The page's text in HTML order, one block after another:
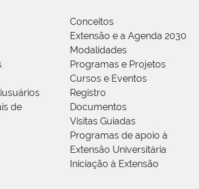
de
Conceitos
Extensão e a Agenda 2030
Modalidades
Programas e Projetos
Cursos e Eventos
Registro
Documentos
Visitas Guiadas
Programas de apoio à
Extensão Universitária
Iniciação à Extensão